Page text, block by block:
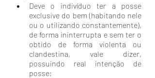
Deve o indivíduo ter a posse
exclusive do bem (habitando nele
ou o utilizando constantemente),
de forma ininterrupta e sem ter o
obtido de forma violenta ou
clandestina, vale dizer,
possuindo real intenção de
posse;